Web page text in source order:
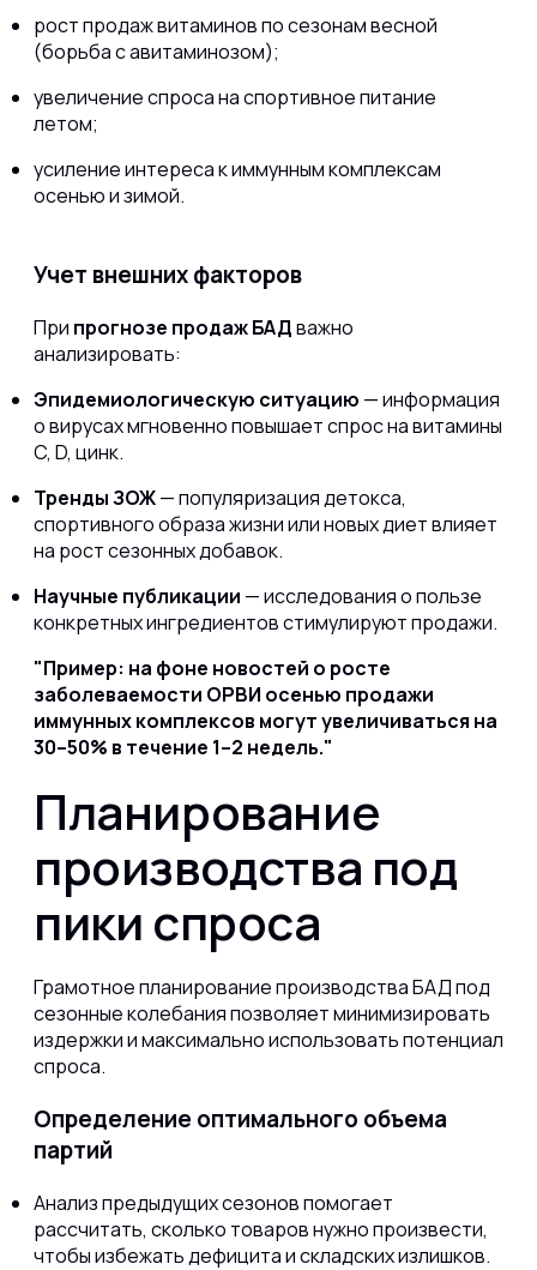
рост продаж витаминов по сезонам весной
(борьба с авитаминозом);
увеличение спроса на спортивное питание
летом;
усиление интереса к иммунным комплексам
осенью и зимой.
Учет внешних факторов
При прогнозе продаж БАДважно
анализировать:
Эпидемиологическую ситуацию — информация
о вирусах мгновенно повышает спрос на витамины
C, D, цинк.
Тренды ЗОЖ— популяризация детокса,
спортивного образа жизни или новых диет влияет
на рост сезонных добавок.
Научные публикации — исследования о пользе
конкретных ингредиентов стимулируют продажи.
Пример: на фоне новостей о росте
заболеваемости ОРВИ осенью продажи
иммунных комплексов могут увеличиваться на
30–50% в течение 1–2 недель.
Планирование
производства под
пики спроса
Грамотное планирование производства БАД под
сезонные колебания позволяет минимизировать
издержки и максимально использовать потенциал
спроса.
Определение оптимального объема
партий
Анализ предыдущих сезонов помогает
рассчитать, сколько товаров нужно произвести,
чтобы избежать дефицита и складских излишков.